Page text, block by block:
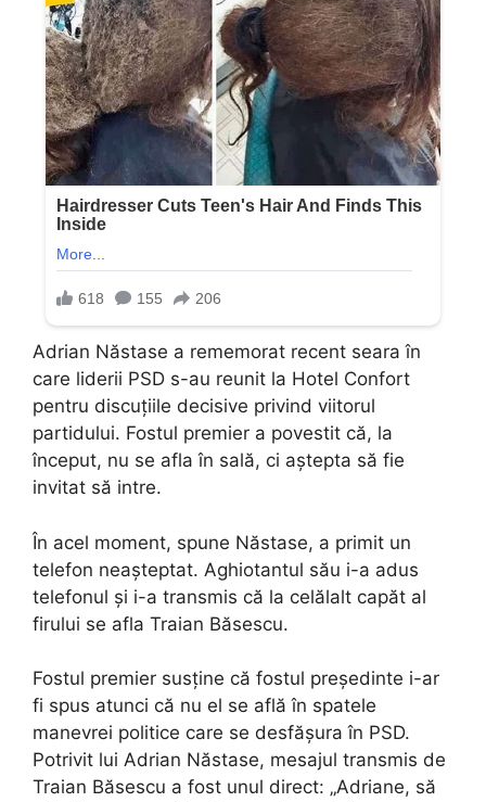
Adrian Năstase a rememorat recent seara în
care liderii PSD s-au reunit la Hotel Confort
pentru discuțiile decisive privind viitorul
partidului. Fostul premier a povestit că, la
început, nu se afla în sală, ci aștepta să fie
invitat să intre.
În acel moment, spune Năstase, a primit un
telefon neașteptat. Aghiotantul său i-a adus
telefonul și i-a transmis că la celălalt capăt al
firului se afla Traian Băsescu.
Fostul premier susține că fostul președinte i-ar
fi spus atunci că nu el se află în spatele
manevrei politice care se desfășura în PSD.
Potrivit lui Adrian Năstase, mesajul transmis de
Traian Băsescu a fost unul direct: „Adriane, să